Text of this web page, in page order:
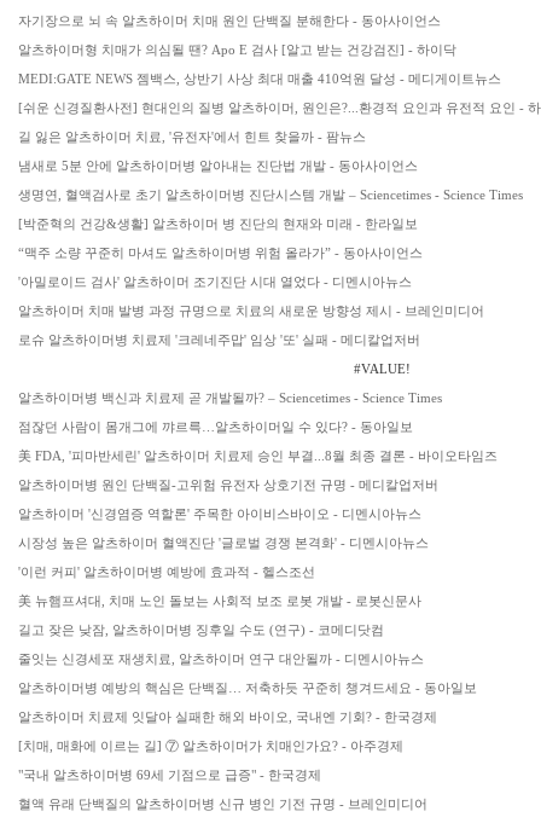
자기장으로 뇌 속 알츠하이머 치매 원인 단백질 분해한다 - 동아사이언스
알츠하이머형 치매가 의심될 땐? Apo E 검사 [알고 받는 건강검진] - 하이닥
MEDI:GATE NEWS 젬백스, 상반기 사상 최대 매출 410억원 달성 - 메디게이트뉴스
[쉬운 신경질환사전] 현대인의 질병 알츠하이머, 원인은?...환경적 요인과 유전적 요인 -
길 잃은 알츠하이머 치료, '유전자'에서 힌트 찾을까 - 팜뉴스
냄새로 5분 안에 알츠하이머병 알아내는 진단법 개발 - 동아사이언스
생명연, 혈액검사로 초기 알츠하이머병 진단시스템 개발 – Sciencetimes - Science Times
[박준혁의 건강&생활] 알츠하이머 병 진단의 현재와 미래 - 한라일보
“맥주 소량 꾸준히 마셔도 알츠하이머병 위험 올라가” - 동아사이언스
'아밀로이드 검사' 알츠하이머 조기진단 시대 열었다 - 디멘시아뉴스
알츠하이머 치매 발병 과정 규명으로 치료의 새로운 방향성 제시 - 브레인미디어
로슈 알츠하이머병 치료제 '크레네주맙' 임상 '또' 실패 - 메디칼업저버
#VALUE!
알츠하이머병 백신과 치료제 곧 개발될까? – Sciencetimes - Science Times
점잖던 사람이 몸개그에 꺄르륵…알츠하이머일 수 있다? - 동아일보
美 FDA, '피마반세린' 알츠하이머 치료제 승인 부결...8월 최종 결론 - 바이오타임즈
알츠하이머병 원인 단백질-고위험 유전자 상호기전 규명 - 메디칼업저버
알츠하이머 '신경염증 역할론' 주목한 아이비스바이오 - 디멘시아뉴스
시장성 높은 알츠하이머 혈액진단 '글로벌 경쟁 본격화' - 디멘시아뉴스
'이런 커피' 알츠하이머병 예방에 효과적 - 헬스조선
美 뉴햄프셔대, 치매 노인 돌보는 사회적 보조 로봇 개발 - 로봇신문사
길고 잦은 낮잠, 알츠하이머병 징후일 수도 (연구) - 코메디닷컴
줄잇는 신경세포 재생치료, 알츠하이머 연구 대안될까 - 디멘시아뉴스
알츠하이머병 예방의 핵심은 단백질… 저축하듯 꾸준히 챙겨드세요 - 동아일보
알츠하이머 치료제 잇달아 실패한 해외 바이오, 국내엔 기회? - 한국경제
​[치매, 매화에 이르는 길] ⑦ 알츠하이머가 치매인가요? - 아주경제
"국내 알츠하이머병 69세 기점으로 급증" - 한국경제
혈액 유래 단백질의 알츠하이머병 신규 병인 기전 규명 - 브레인미디어